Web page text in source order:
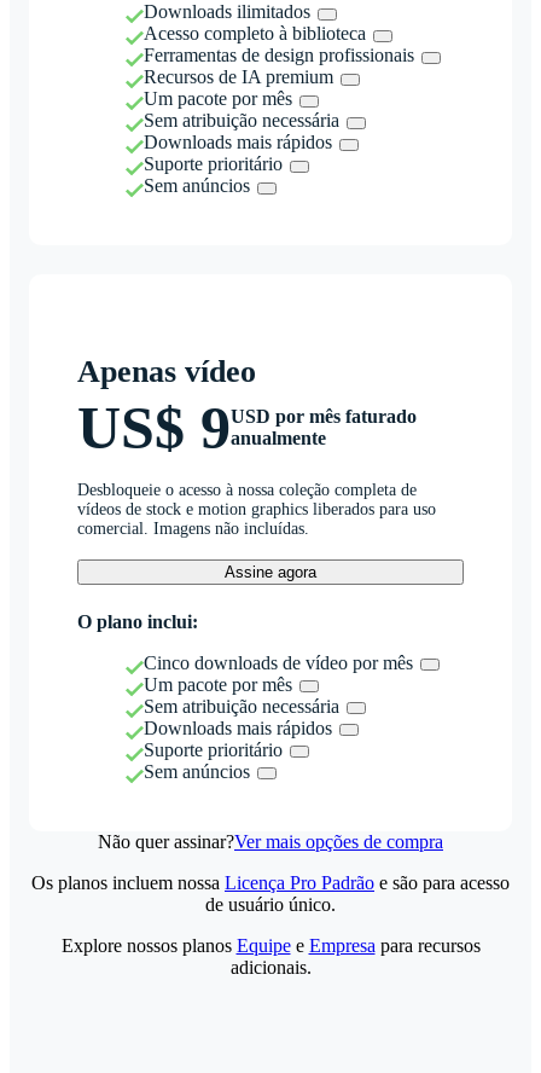
Downloads ilimitados
Acesso completo à biblioteca
Ferramentas de design profissionais
Recursos de IA premium
Um pacote por mês
Sem atribuição necessária
Downloads mais rápidos
Suporte prioritário
Sem anúncios
Apenas vídeo
US$ 9USD por mês faturado
anualmente
Desbloqueie o acesso à nossa coleção completa de
vídeos de stock e motion graphics liberados para uso
comercial. Imagens não incluídas.
Assine agora
O plano inclui:
Cinco downloads de vídeo por mês
Um pacote por mês
Sem atribuição necessária
Downloads mais rápidos
Suporte prioritário
Sem anúncios
Não quer assinar?Ver mais opções de compra
Os planos incluem nossa Licença Pro Padrão e são para acesso
de usuário único.
Explore nossos planos Equipee Empresa para recursos
adicionais.